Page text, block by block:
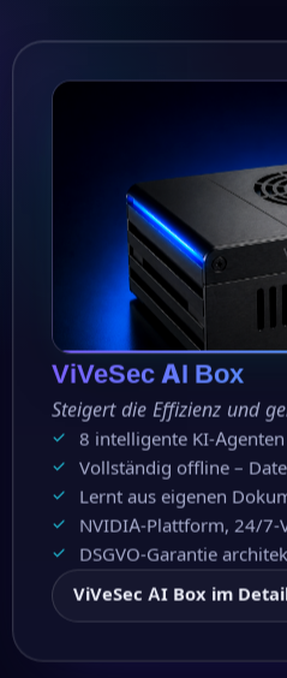
ViVeSec AI Box
Steigert die Effizienz und
8 intelligente KI-
Vollständig offline –
Lernt aus eigenen
NVIDIA-Plattform, 24/7-
DSGVO-Garantie
ViVeSec AI Box im